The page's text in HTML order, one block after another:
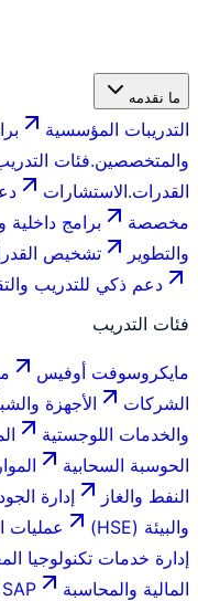
ما نقدمه
التدريبات المؤسسية
والمتخصصين.فئات
القدرات.الاستشارات
مخصصة
برامج
والتطوير
تشخيص
دعم ذكي للتدريب
فئات التدريب
مايكروسوفت أوفيس
الشركات
الأجهزة
والخدمات اللوجستية
الحوسبة السحابية
النفط والغاز
إدارة
والبيئة (HSE)
عمليات
إدارة خدمات تكنولوجيا
المالية والمحاسبة
SAP